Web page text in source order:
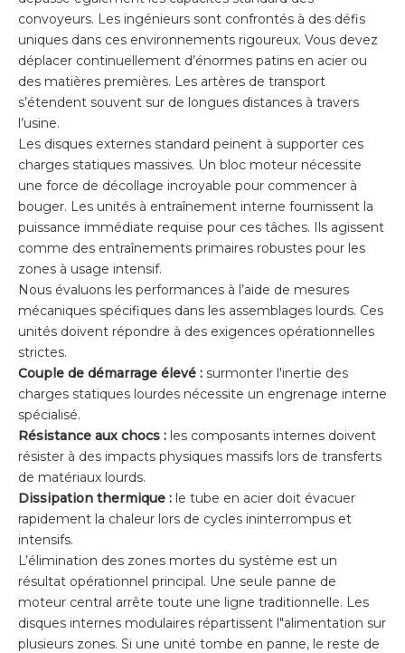
convoyeurs. Les ingénieurs sont confrontés à des défis
uniques dans ces environnements rigoureux. Vous devez
déplacer continuellement d’énormes patins en acier ou
des matières premières. Les artères de transport
s’étendent souvent sur de longues distances à travers
l’usine.
Les disques externes standard peinent à supporter ces
charges statiques massives. Un bloc moteur nécessite
une force de décollage incroyable pour commencer à
bouger. Les unités à entraînement interne fournissent la
puissance immédiate requise pour ces tâches. Ils agissent
comme des entraînements primaires robustes pour les
zones à usage intensif.
Nous évaluons les performances à l’aide de mesures
mécaniques spécifiques dans les assemblages lourds. Ces
unités doivent répondre à des exigences opérationnelles
strictes.
Couple de démarrage élevé : surmonter l'inertie des
charges statiques lourdes nécessite un engrenage interne
spécialisé.
Résistance aux chocs : les composants internes doivent
résister à des impacts physiques massifs lors de transferts
de matériaux lourds.
Dissipation thermique : le tube en acier doit évacuer
rapidement la chaleur lors de cycles ininterrompus et
intensifs.
L’élimination des zones mortes du système est un
résultat opérationnel principal. Une seule panne de
moteur central arrête toute une ligne traditionnelle. Les
disques internes modulaires répartissent l"alimentation sur
plusieurs zones. Si une unité tombe en panne, le reste de